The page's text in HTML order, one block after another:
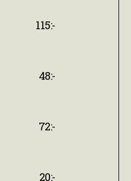
115:-
48:-
72:-
20:-